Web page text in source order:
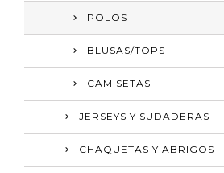
POLOS
BLUSAS/TOPS
CAMISETAS
JERSEYS Y SUDADERAS
CHAQUETAS Y ABRIGOS